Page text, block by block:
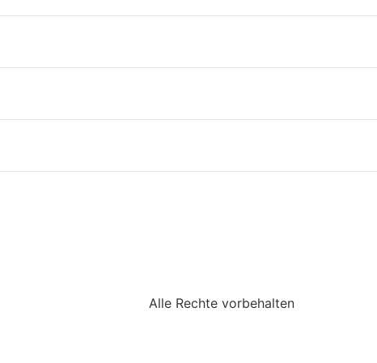
Alle Rechte vorbehalten